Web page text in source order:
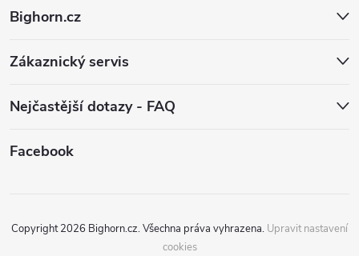
Bighorn.cz
Zákaznický servis
Nejčastější dotazy - FAQ
Facebook
Copyright 2026 Bighorn.cz. Všechna práva vyhrazena. Upravit nastavení
cookies